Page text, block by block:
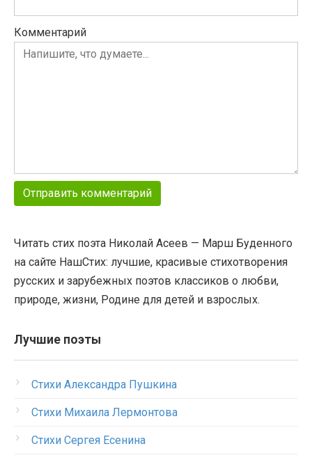
Комментарий
Читать стих поэта Николай Асеев — Марш Буденного
на сайте НашСтих: лучшие, красивые стихотворения
русских и зарубежных поэтов классиков о любви,
природе, жизни, Родине для детей и взрослых.
Лучшие поэты
Стихи Александра Пушкина
Стихи Михаила Лермонтова
Стихи Сергея Есенина